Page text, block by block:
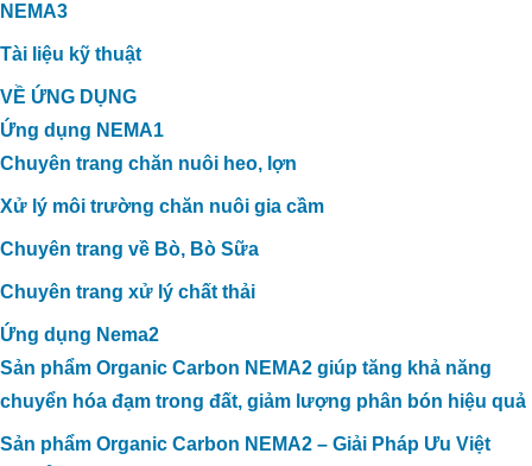
NEMA3
Tài liệu kỹ thuật
VỀ ỨNG DỤNG
Ứng dụng NEMA1
Chuyên trang chăn nuôi heo, lợn
Xử lý môi trường chăn nuôi gia cầm
Chuyên trang về Bò, Bò Sữa
Chuyên trang xử lý chất thải
Ứng dụng Nema2
Sản phẩm Organic Carbon NEMA2 giúp tăng khả năng
chuyển hóa đạm trong đất, giảm lượng phân bón hiệu quả
Sản phẩm Organic Carbon NEMA2 – Giải Pháp Ưu Việt